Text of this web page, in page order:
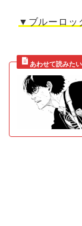
▼ブルーロッ